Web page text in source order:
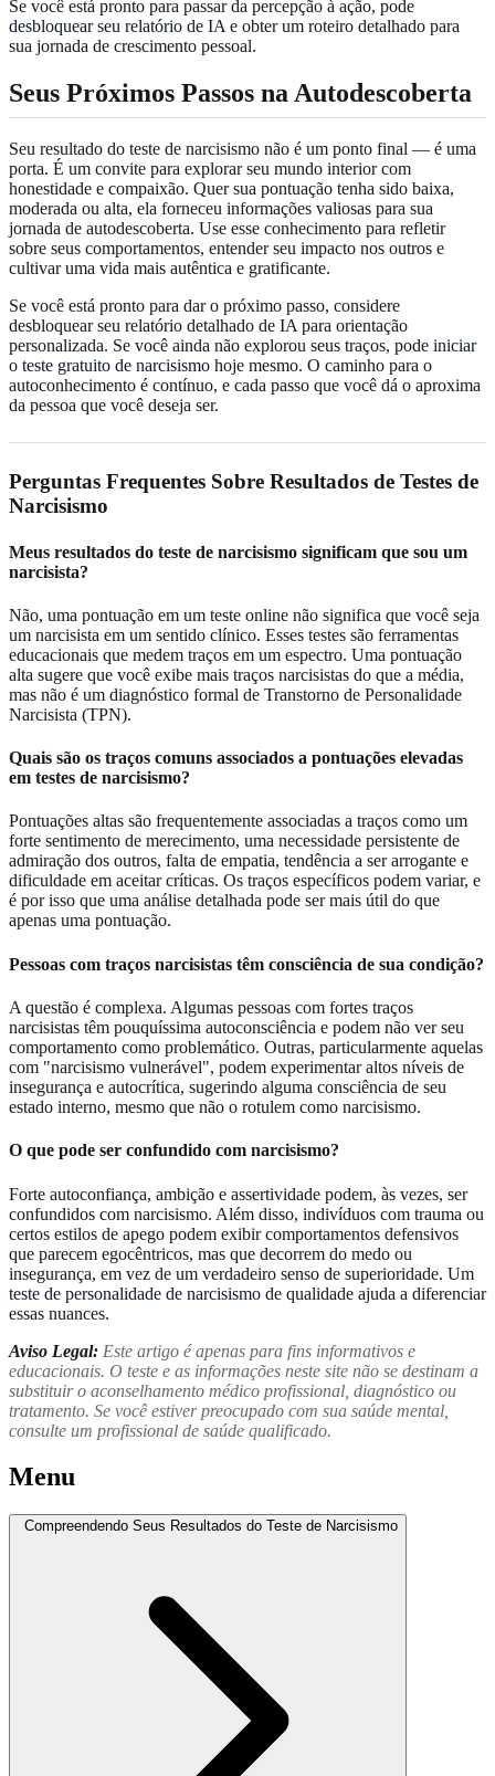
Se você está pronto para passar da percepção à ação, pode
desbloquear seu relatório de IAe obter um roteiro detalhado para
sua jornada de crescimento pessoal.
Seus Próximos Passos na Autodescoberta
Seu resultado do teste de narcisismo não é um ponto final — é uma
porta. É um convite para explorar seu mundo interior com
honestidade e compaixão. Quer sua pontuação tenha sido baixa,
moderada ou alta, ela forneceu informações valiosas para sua
jornada de autodescoberta. Use esse conhecimento para refletir
sobre seus comportamentos, entender seu impacto nos outros e
cultivar uma vida mais autêntica e gratificante.
Se você está pronto para dar o próximo passo, considere
desbloquear seu relatório detalhado de IA para orientação
personalizada. Se você ainda não explorou seus traços, pode iniciar
o teste gratuito de narcisismo hoje mesmo. O caminho para o
autoconhecimento é contínuo, e cada passo que você dá o aproxima
da pessoa que você deseja ser.
Perguntas Frequentes Sobre Resultados de Testes de
Narcisismo
Meus resultados do teste de narcisismo significam que sou um
narcisista?
Não, uma pontuação em um teste online não significa que você seja
um narcisista em um sentido clínico. Esses testes são ferramentas
educacionais que medem traços em um espectro. Uma pontuação
alta sugere que você exibe mais traços narcisistas do que a média,
mas não é um diagnóstico formal de Transtorno de Personalidade
Narcisista (TPN).
Quais são os traços comuns associados a pontuações elevadas
em testes de narcisismo?
Pontuações altas são frequentemente associadas a traços como um
forte sentimento de merecimento, uma necessidade persistente de
admiração dos outros, falta de empatia, tendência a ser arrogante e
dificuldade em aceitar críticas. Os traços específicos podem variar, e
é por isso que uma análise detalhada pode ser mais útil do que
apenas uma pontuação.
Pessoas com traços narcisistas têm consciência de sua condição?
A questão é complexa. Algumas pessoas com fortes traços
narcisistas têm pouquíssima autoconsciência e podem não ver seu
comportamento como problemático. Outras, particularmente aquelas
com "narcisismo vulnerável", podem experimentar altos níveis de
insegurança e autocrítica, sugerindo alguma consciência de seu
estado interno, mesmo que não o rotulem como narcisismo.
O que pode ser confundido com narcisismo?
Forte autoconfiança, ambição e assertividade podem, às vezes, ser
confundidos com narcisismo. Além disso, indivíduos com trauma ou
certos estilos de apego podem exibir comportamentos defensivos
que parecem egocêntricos, mas que decorrem do medo ou
insegurança, em vez de um verdadeiro senso de superioridade. Um
teste de personalidade de narcisismo de qualidade ajuda a diferenciar
essas nuances.
Aviso Legal: Este artigo é apenas para fins informativos e
educacionais. O teste e as informações neste site não se destinam a
substituir o aconselhamento médico profissional, diagnóstico ou
tratamento. Se você estiver preocupado com sua saúde mental,
consulte um profissional de saúde qualificado.
Menu
Compreendendo Seus Resultados do Teste de Narcisismo